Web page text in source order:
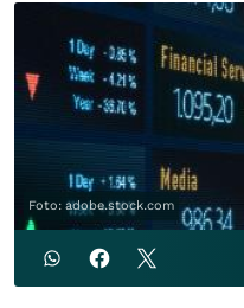
Foto: adobe.stock.com